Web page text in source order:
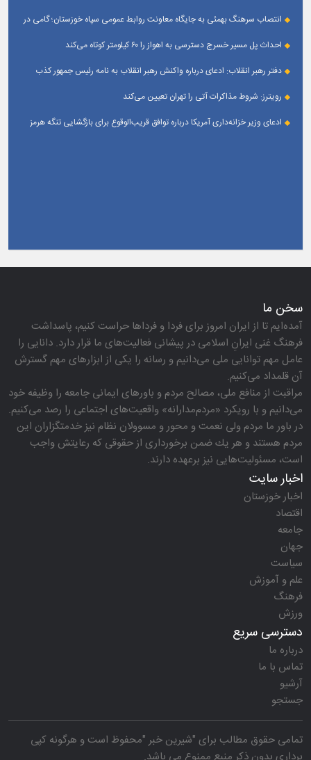
انتصاب سرهنگ بهمئی به جایگاه معاونت روابط عمومی سپاه خوزستان؛ گامی در
احداث پل مسیر خسرج دسترسی به اهواز را ۶۰ کیلومتر کوتاه می‌کند
دفتر رهبر انقلاب: ادعای درباره واکنش رهبر انقلاب به نامه رئیس جمهور کذب
رویترز: شروط مذاکرات آتی را تهران تعیین می‌کند
ادعای وزیر خزانه‌داری آمریکا درباره توافق قریب‌الوقوع برای بازگشایی تنگه هرمز
سخن ما
آمده‌ایم تا از ایران امروز برای فردا و فرداها حراست كنیم، پاسداشت
فرهنگ غنی ایرانِ اسلامی در پیشانی فعالیت‌های ما قرار دارد. دانایی را
عامل مهم توانایی ملی می‌دانیم و رسانه را یكی از ابزارهای مهم گسترش
آن قلمداد می‌كنیم.
مراقبت از منافع ملی، مصالح مردم و باورهای ایمانی جامعه را وظیفه خود
می‌دانیم و با رویكرد «مردم‌مدارانه‌» واقعیت‌های اجتماعی را رصد می‌كنیم.
در باور ما مردم ولی نعمت و محور و مسوولان نظام نیز خدمتگزاران این
مردم هستند و هر یك ضمن برخورداری از حقوقی كه رعایتش واجب
است، مسئولیت‌هایی نیز برعهده دارند.
اخبار سایت
اخبار خوزستان
اقتصاد
جامعه
جهان
سیاست
علم و آموزش
فرهنگ
ورزش
دسترسی سریع
درباره ما
تماس با ما
آرشیو
جستجو
تمامی حقوق مطالب برای "شیرین خبر"محفوظ است و هرگونه کپی